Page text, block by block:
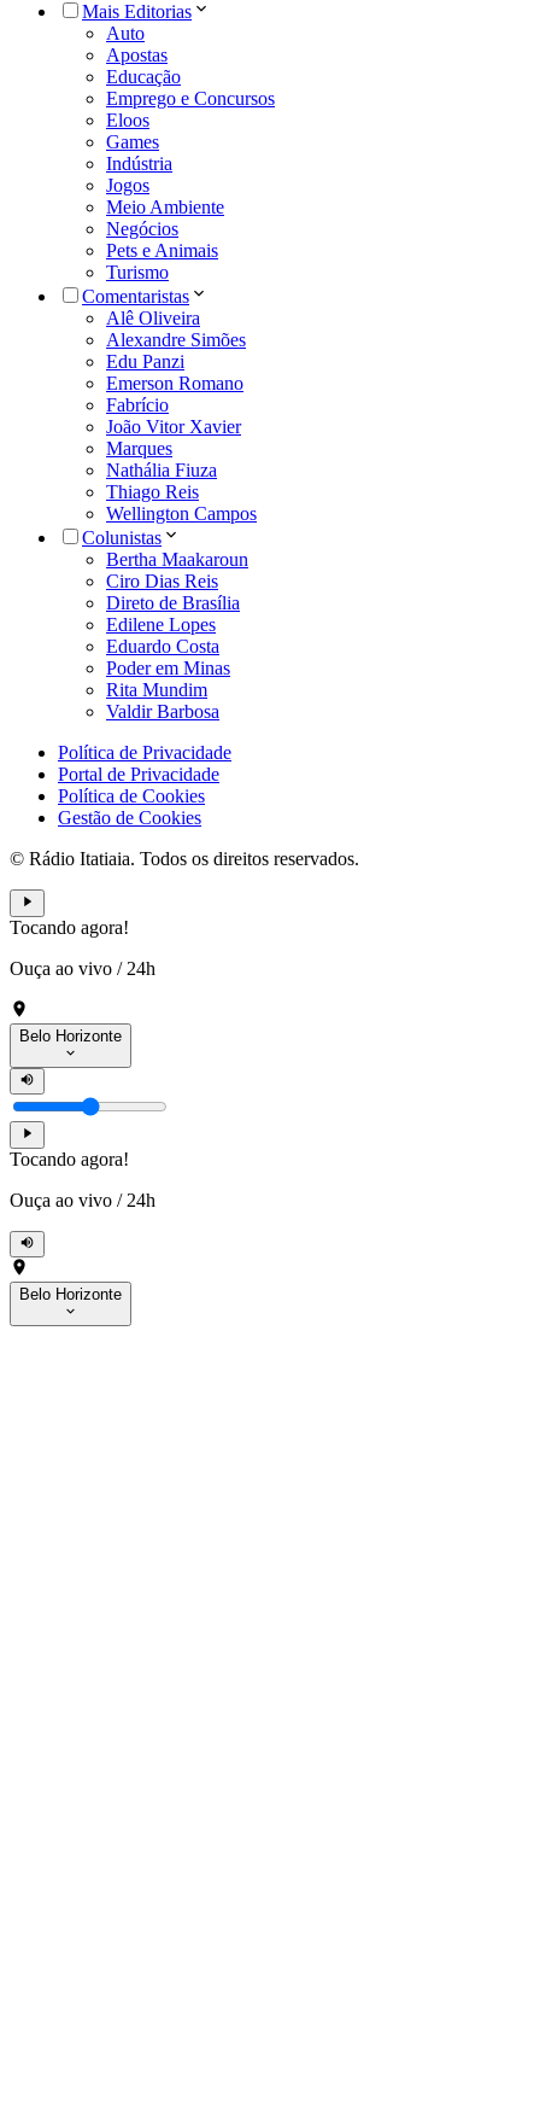
Mais Editorias
Auto
Apostas
Educação
Emprego e Concursos
Eloos
Games
Indústria
Jogos
Meio Ambiente
Negócios
Pets e Animais
Turismo
Comentaristas
Alê Oliveira
Alexandre Simões
Edu Panzi
Emerson Romano
Fabrício
João Vitor Xavier
Marques
Nathália Fiuza
Thiago Reis
Wellington Campos
Colunistas
Bertha Maakaroun
Ciro Dias Reis
Direto de Brasília
Edilene Lopes
Eduardo Costa
Poder em Minas
Rita Mundim
Valdir Barbosa
Política de Privacidade
Portal de Privacidade
Política de Cookies
Gestão de Cookies
© Rádio Itatiaia. Todos os direitos reservados.
Tocando agora!
Ouça ao vivo / 24h
Belo Horizonte
Tocando agora!
Ouça ao vivo / 24h
Belo Horizonte